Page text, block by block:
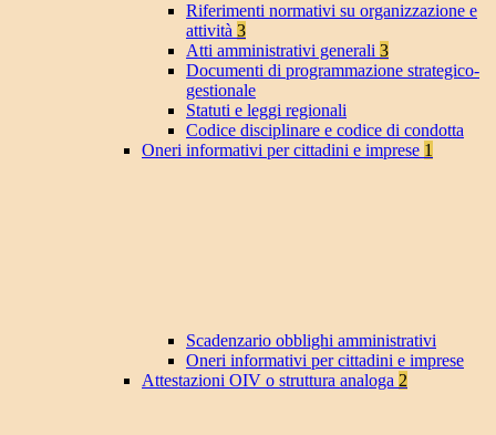
Riferimenti normativi su organizzazione e
attività 3
Atti amministrativi generali 3
Documenti di programmazione strategico-
gestionale
Statuti e leggi regionali
Codice disciplinare e codice di condotta
Oneri informativi per cittadini e imprese 1
Scadenzario obblighi amministrativi
Oneri informativi per cittadini e imprese
Attestazioni OIV o struttura analoga 2